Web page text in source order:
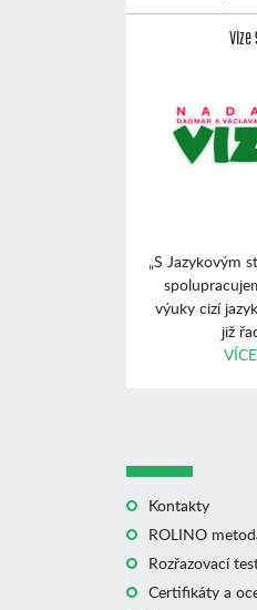
Vize
„S Jazykovým
výuky cizí
již řad
VÍCE
Kontakty
ROLINO
Rozřazovací
Certifikáty a